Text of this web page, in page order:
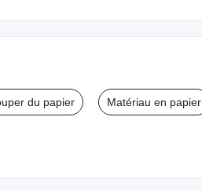
du papier Matériau en papier